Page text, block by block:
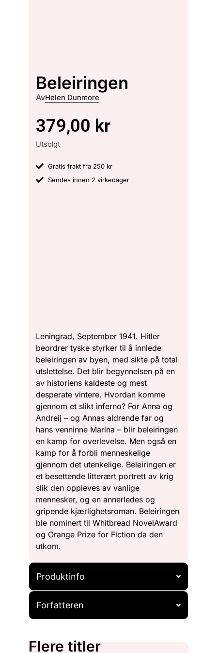
Beleiringen
AvHelen Dunmore
379,00 kr
Utsolgt
Gratis frakt fra 250 kr
Sendes innen 2 virkedager
Leningrad, September 1941. Hitler
beordrer tyske styrker til å innlede
beleiringen av byen, med sikte på total
utslettelse. Det blir begynnelsen på en
av historiens kaldeste og mest
desperate vintere. Hvordan komme
gjennom et slikt inferno? For Anna og
Andreij – og Annas aldrende far og
hans venninne Marina – blir beleiringen
en kamp for overlevelse. Men også en
kamp for å forbli menneskelige
gjennom det utenkelige. Beleiringen er
et besettende litterært portrett av krig
slik den oppleves av vanlige
mennesker, og en annerledes og
gripende kjærlighetsroman. Beleiringen
ble nominert til Whitbread NovelAward
og Orange Prize for Fiction da den
utkom.
Produktinfo
Forfatteren
Flere titler